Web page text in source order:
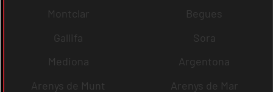
Montclar
Begues
Gallifa
Sora
Mediona
Argentona
Arenys de Munt
Arenys de Mar